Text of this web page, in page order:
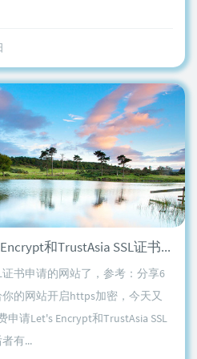
一个可以免费申请Let's Encrypt和TrustAsia SSL证书的网站
书申请的网站了，参考：分享6
的网站开启https加密，今天又
请Let's Encrypt和TrustAsia SSL
有...